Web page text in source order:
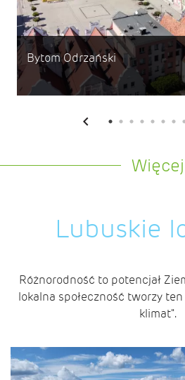
Bytom Odrzański
Więcej
Lubuskie
Różnorodność to potencjał
lokalna społeczność tworzy
klimat".